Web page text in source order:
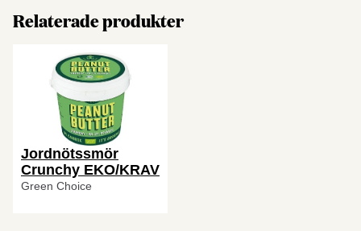
Relaterade produkter
Jordnötssmör
Crunchy EKO/KRAV
Green Choice